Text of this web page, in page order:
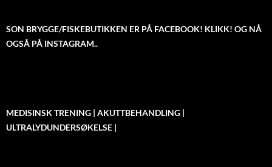
SON BRYGGE/FISKEBUTIKKEN ER PÅ FACEBOOK! KLIKK! OG NÅ
OGSÅ PÅ INSTAGRAM..
MEDISINSK TRENING | AKUTTBEHANDLING |
ULTRALYDUNDERSØKELSE |